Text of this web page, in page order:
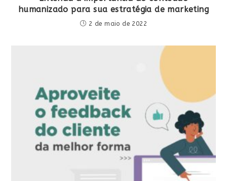
humanizado para sua estratégia de marketing
2 de maio de 2022